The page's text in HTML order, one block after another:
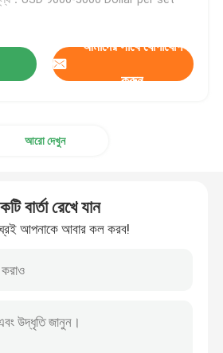
মেশিন
আমাদের সাথে যোগাযোগ
করুন
আরো দেখুন
বার্তা রেখে যান
আপনাকে আবার কল করব!